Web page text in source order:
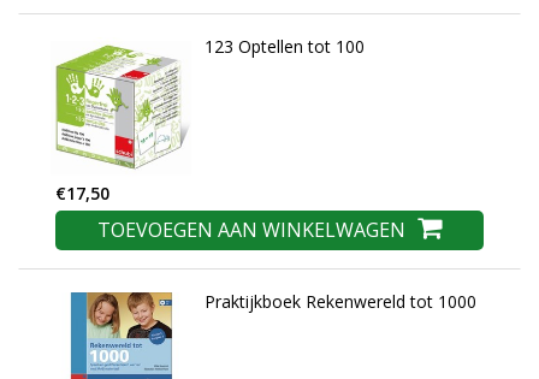
123 Optellen tot 100
€17,50
TOEVOEGEN AAN WINKELWAGEN
Praktijkboek Rekenwereld tot 1000